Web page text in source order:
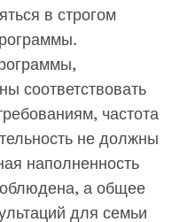
в строгом
соответствовать
частота
не должны
наполненность
а общее
для семьи